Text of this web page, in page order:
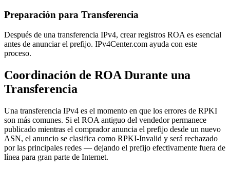
Preparación para Transferencia
Después de una transferencia IPv4, crear registros ROA es esencial
antes de anunciar el prefijo. IPv4Center.com ayuda con este
proceso.
Coordinación de ROA Durante una
Transferencia
Una transferencia IPv4 es el momento en que los errores de RPKI
son más comunes. Si el ROA antiguo del vendedor permanece
publicado mientras el comprador anuncia el prefijo desde un nuevo
ASN, el anuncio se clasifica como RPKI-Invalid y será rechazado
por las principales redes — dejando el prefijo efectivamente fuera de
línea para gran parte de Internet.